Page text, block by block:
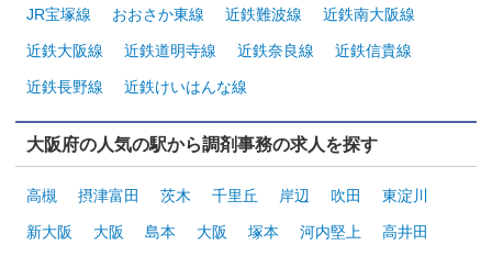
JR宝塚線 おおさか東線 近鉄難波線 近鉄南大阪線
近鉄大阪線 近鉄道明寺線 近鉄奈良線 近鉄信貴線
近鉄長野線 近鉄けいはんな線
大阪府の人気の駅から調剤事務の求人を探す
高槻 摂津富田 茨木 千里丘 岸辺 吹田 東淀川
新大阪 大阪 島本 大阪 塚本 河内堅上 高井田